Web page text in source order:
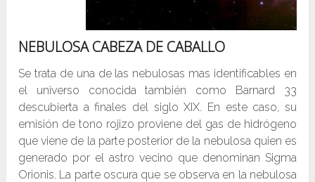
NEBULOSA CABEZA DE CABALLO
Se trata de una de las nebulosas mas identificables en
el universo conocida también como Barnard 33
descubierta a finales del siglo XIX. En este caso, su
emisión de tono rojizo proviene del gas de hidrógeno
que viene de la parte posterior de la nebulosa quien es
generado por el astro vecino que denominan Sigma
Orionis. La parte oscura que se observa en la nebulosa